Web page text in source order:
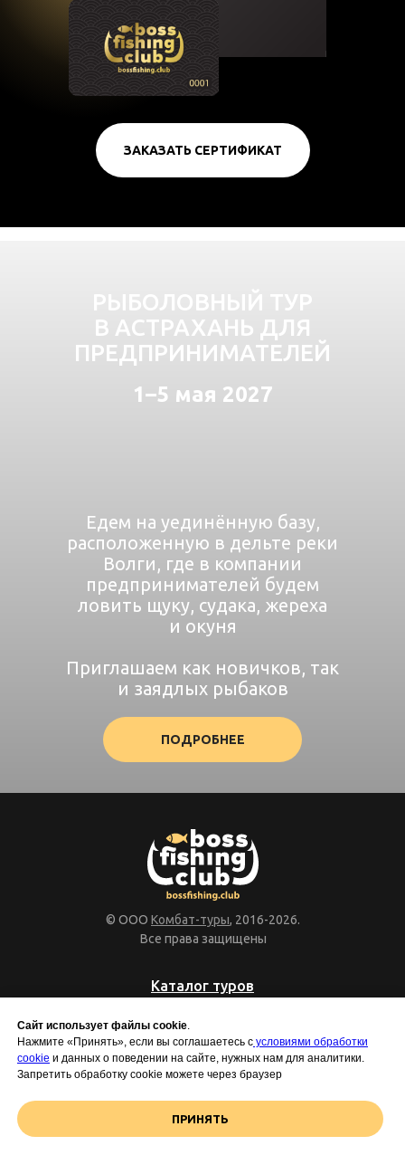
ЗАКАЗАТЬ СЕРТИФИКАТ
РЫБОЛОВНЫЙ ТУР
В АСТРАХАНЬ ДЛЯ
ПРЕДПРИНИМАТЕЛЕЙ
1–5 мая 2027
Едем на уединённую базу,
расположенную в дельте реки
Волги, где в компании
предпринимателей будем
ловить щуку, судака, жереха
и окуня
Приглашаем как новичков, так
и заядлых рыбаков
ПОДРОБНЕЕ
Каталог туров
Отзывы
Фото и видео
Сертификат
© ООО Комбат-туры, 2016-2026.
Все права защищены
Сайт использует файлы cookie.
Нажмите «Принять», если вы соглашаетесь с условиями обработки
cookie и данных о поведении на сайте, нужных нам для аналитики.
Запретить обработку cookie можете через браузер
ПРИНЯТЬ